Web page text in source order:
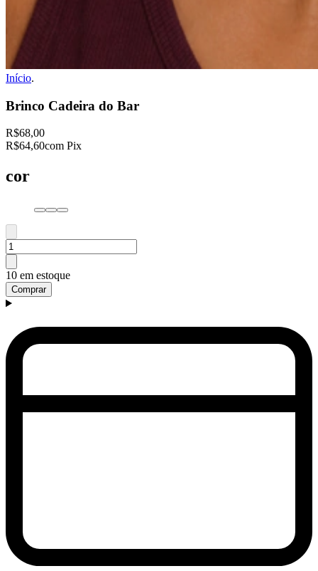
Início.
Brinco Cadeira do Bar
R$68,00
R$64,60com Pix
cor
10 em estoque
Comprar